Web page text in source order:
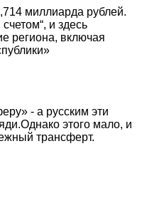
миллиарда рублей.
и здесь
региона, включая
- а русским эти
этого мало, и
трансферт.